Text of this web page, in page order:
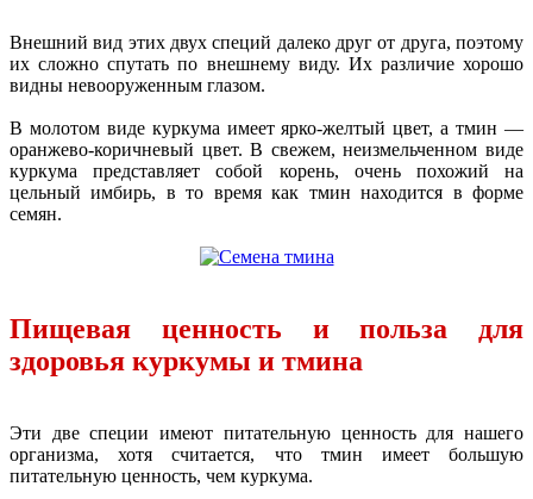
Внешний вид этих двух специй далеко друг от друга, поэтому
их сложно спутать по внешнему виду. Их различие хорошо
видны невооруженным глазом.
В молотом виде куркума имеет ярко-желтый цвет, а тмин —
оранжево-коричневый цвет. В свежем, неизмельченном виде
куркума представляет собой корень, очень похожий на
цельный имбирь, в то время как тмин находится в форме
семян.
Пищевая ценность и польза для
здоровья куркумы и тмина
Эти две специи имеют питательную ценность для нашего
организма, хотя считается, что тмин имеет большую
питательную ценность, чем куркума.